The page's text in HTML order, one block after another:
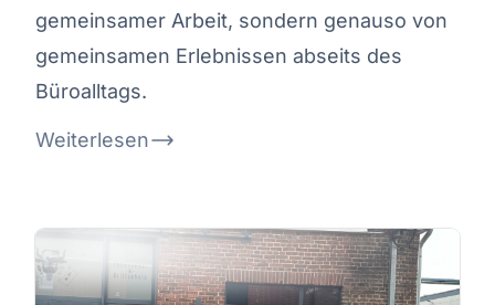
gemeinsamer Arbeit, sondern genauso von
gemeinsamen Erlebnissen abseits des
Büroalltags.
Weiterlesen